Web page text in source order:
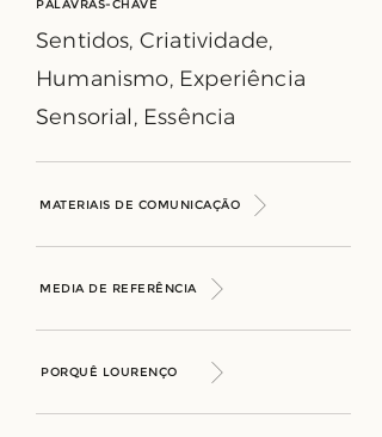
PALAVRAS-CHAVE
Sentidos, Criatividade,
Humanismo, Experiência
Sensorial, Essência
MATERIAIS DE COMUNICAÇÃO
MEDIA DE REFERÊNCIA
PORQUÊ LOURENÇO